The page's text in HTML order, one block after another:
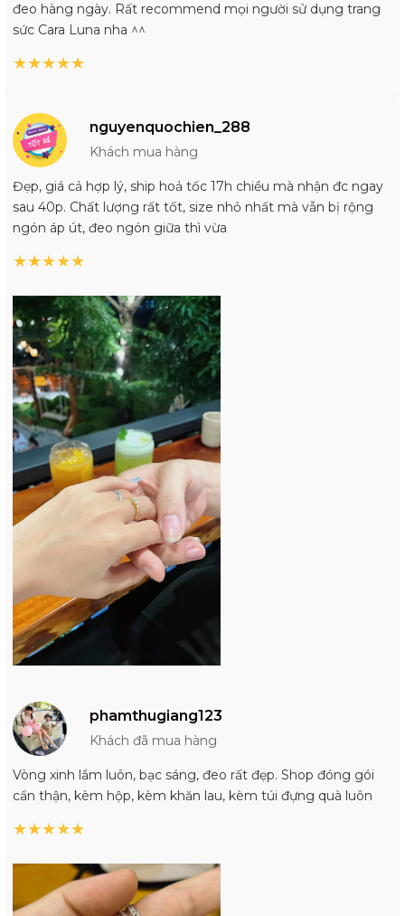
đeo hàng ngày. Rất recommend mọi người sử dụng trang
sức Cara Luna nha ^^
★★★★★
nguyenquochien_288
Khách mua hàng
Đẹp, giá cả hợp lý, ship hoả tốc 17h chiều mà nhận đc ngay
sau 40p. Chất lượng rất tốt, size nhỏ nhất mà vẫn bị rộng
ngón áp út, đeo ngón giữa thì vừa
★★★★★
phamthugiang123
Khách đã mua hàng
Vòng xinh lắm luôn, bạc sáng, đeo rất đẹp. Shop đóng gói
cẩn thận, kèm hộp, kèm khăn lau, kèm túi đựng quà luôn
★★★★★